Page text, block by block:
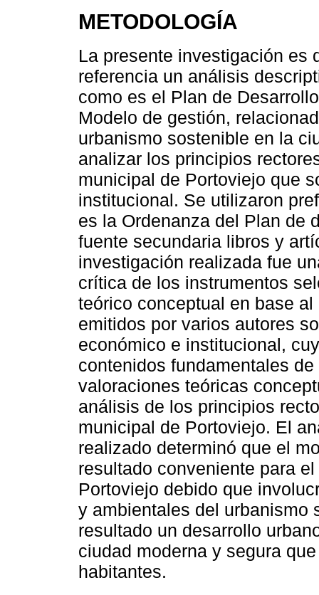
METODOLOGÍA
La presente investigación es
referencia un análisis
como es el Plan de
Modelo de gestión,
urbanismo sostenible en la
analizar los principios
municipal de Portoviejo que
institucional. Se utilizaron
es la Ordenanza del Plan de
fuente secundaria libros y
investigación realizada fue
crítica de los instrumentos
teórico conceptual en base
emitidos por varios autores
económico e institucional,
contenidos fundamentales
valoraciones teóricas
análisis de los principios
municipal de Portoviejo. El
realizado determinó que el
resultado conveniente para
Portoviejo debido que
y ambientales del urbanismo
resultado un desarrollo
ciudad moderna y segura
habitantes.